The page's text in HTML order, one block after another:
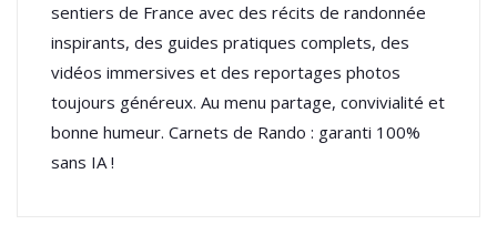
sentiers de France avec des récits de randonnée
inspirants, des guides pratiques complets, des
vidéos immersives et des reportages photos
toujours généreux. Au menu partage, convivialité et
bonne humeur. Carnets de Rando : garanti 100%
sans IA !